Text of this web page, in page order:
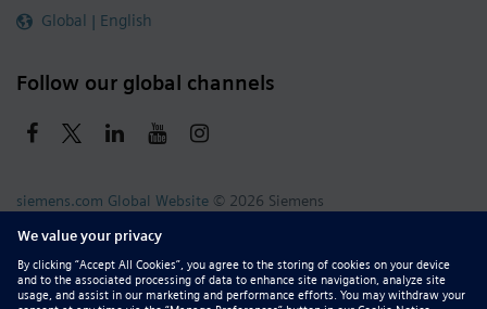
Global | English
Follow our global channels
siemens.com Global Website © 2026 Siemens
Whistleblowing
Corporate Information
DMCA
Privacy Notice
Terms of Use